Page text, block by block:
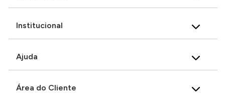
Institucional
Ajuda
Área do Cliente